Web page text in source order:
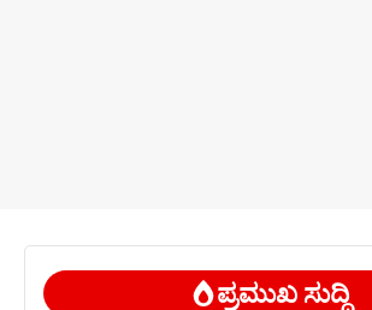
ಪ್ರಮುಖ ಸುದ್ದಿ